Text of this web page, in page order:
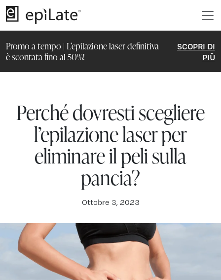
Promo a tempo | L’epilazione laser definitiva
è scontata fino al 50%!
SCOPRI DI
PIÙ
Perché dovresti scegliere
l’epilazione laser per
eliminare il peli sulla
pancia?
Ottobre 3, 2023